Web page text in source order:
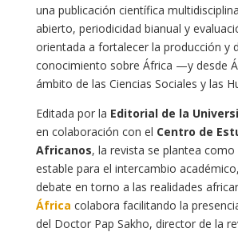
una publicación científica
abierto, periodicidad bianual y
orientada a fortalecer la producción y
conocimiento sobre África —y desde
ámbito de las Ciencias Sociales y las
Editada por la Editorial de la
en colaboración con el Centro de
Africanos, la revista se plantea como
estable para el intercambio
debate en torno a las realidades
África colabora facilitando la
del Doctor Pap Sakho, director de la